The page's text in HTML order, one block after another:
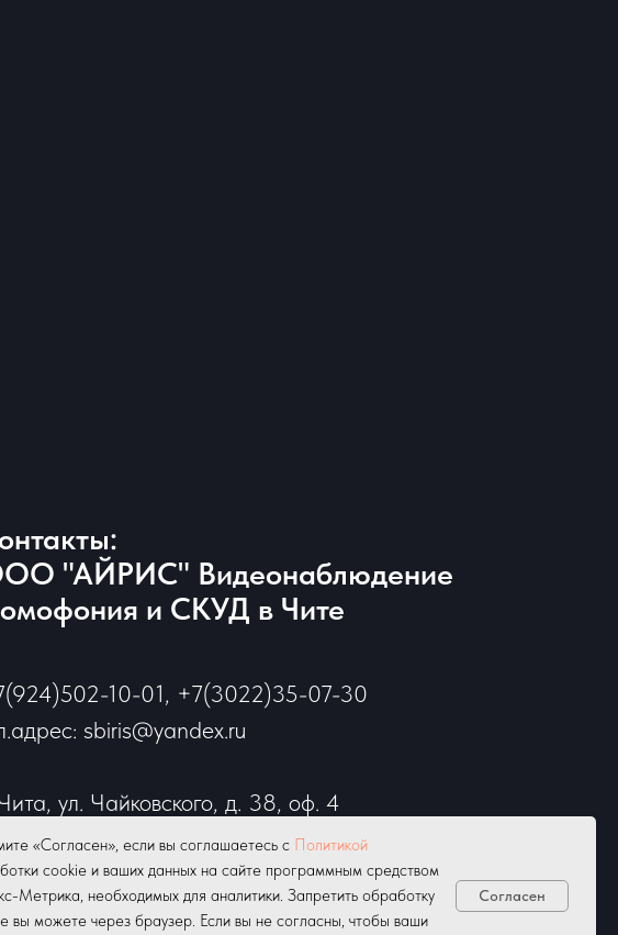
"АЙРИС" Видеонаблюдение
и СКУД в Чите
10-01, +7(3022)35-07-30
sbiris@yandex.ru
ул. Чайковского, д. 38, оф. 4
работы: Понедельник-Пятница с 9:00 до
13:00-14:00.
«Согласен», если вы соглашаетесь с Политикой
cookie и ваших данных на сайте программным средством
Метрика, необходимых для аналитики. Запретить обработку
вы можете через браузер. Если вы не согласны, чтобы ваши
Согласен